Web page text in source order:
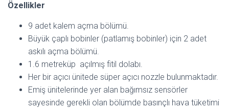
Özellikler
9 adet kalem açma bölümü.
Büyük çaplı bobinler (patlamış bobinler) için 2 adet
askılı açma bölümü.
1.6 metreküp açılmış fitil dolabı.
Her bir açıcı ünitede süper açıcı nozzle bulunmaktadır.
Emiş ünitelerinde yer alan bağımsız sensörler
sayesinde gerekli olan bölümde basınçlı hava tüketimi